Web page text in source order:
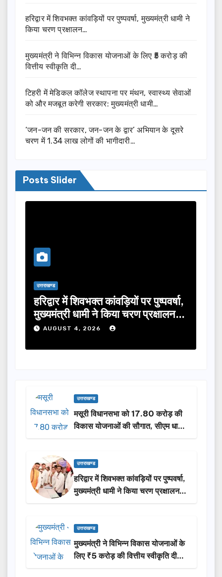
हरिद्वार में शिवभक्त कांवड़ियों पर पुष्पवर्षा, मुख्यमंत्री धामी ने
किया चरण प्रक्षालन…
मुख्यमंत्री ने विभिन्न विकास योजनाओं के लिए ₹5 करोड़ की
वित्तीय स्वीकृति दी…
टिहरी में मेडिकल कॉलेज स्थापना पर मंथन, स्वास्थ्य सेवाओं
को और मजबूत करेगी सरकार: मुख्यमंत्री धामी…
‘जन-जन की सरकार, जन-जन के द्वार’ अभियान के दूसरे
चरण में 1.34 लाख लोगों की भागीदारी…
Posts Slider
कांवड़ियों पर पुष्पवर्षा,
किया चरण प्रक्षालन…
मुख्यमंत्री ने विभिन्न
लिए ₹5 करोड़ की वित्तीय
उत्तराखण्ड
मसूरी विधानसभा को 17.80 करोड़ की
विकास योजनाओं की सौगात, सीएम धामी
ने किया लोकार्पण-शिलान्यास.
उत्तराखण्ड
हरिद्वार में शिवभक्त कांवड़ियों पर पुष्पवर्षा,
मुख्यमंत्री धामी ने किया चरण प्रक्षालन…
उत्तराखण्ड
मुख्यमंत्री ने विभिन्न विकास योजनाओं के
लिए ₹5 करोड़ की वित्तीय स्वीकृति दी…